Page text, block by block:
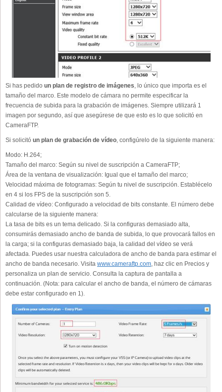
Si has pedido un plan de registro de imágenes, lo único que importa es el
tamaño del marco. Este modelo de cámara no permite especificar la
frecuencia de subida para la grabación de imágenes. Siempre utilizará 1
imagen por segundo, así que asegúrese de que esto es lo que solicitó en
CameraFTP.
Si solicitó un plan de grabación de vídeo, configúrelo de la siguiente manera:
Modo: H.264;
Tamaño del marco: Según su nivel de suscripción a CameraFTP;
Área de la ventana de visualización: Igual que el tamaño del marco;
Velocidad máxima de fotogramas: Según tu nivel de suscripción. Establécelo
en 4 si los FPS de la suscripción son 5.
Calidad de vídeo: Configurado a velocidad de bits constante. El número debe
calcularse de la siguiente manera:
La tasa de bits es un tema delicado. Si la configuras demasiado alta,
consumirás demasiado ancho de banda de subida, lo que provocará fallos en
la carga; si la configuras demasiado baja, la calidad del vídeo se verá
afectada. Puedes usar nuestra calculadora de ancho de banda para estimar el
ancho de banda necesario. Visita www.cameraftp.com, haz clic en Precios y
personaliza un plan de servicio. Consulta la captura de pantalla a
continuación. (Nota: para calcular el ancho de banda, el número de cámaras
debe estar configurado en 1).